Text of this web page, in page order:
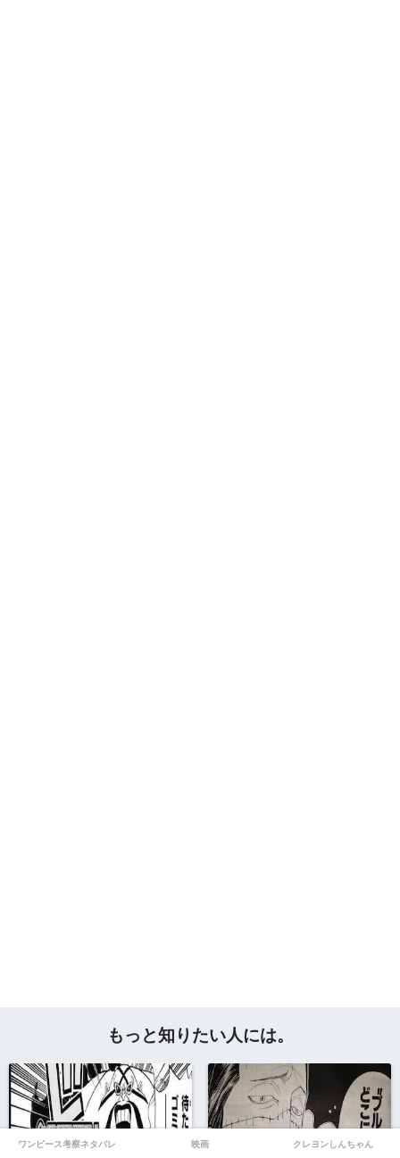
もっと知りたい人には。
ワンピース考察ネタバレ 映画 クレヨンしんちゃん